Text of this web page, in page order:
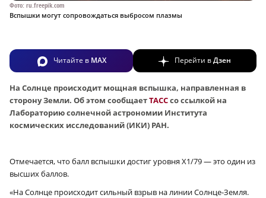
Фото: ru.freepik.com
Вспышки могут сопровождаться выбросом плазмы
Читайте в MAX Перейти вДзен
На Солнце происходит мощная вспышка, направленная в
сторону Земли. Об этом сообщаетТАССсо ссылкой на
Лабораторию солнечной астрономии Института
космических исследований (ИКИ) РАН.
Отмечается, что балл вспышки достиг уровня X1/79 — это один из
высших баллов.
«На Солнце происходит сильный взрыв на линии Солнце-Земля.